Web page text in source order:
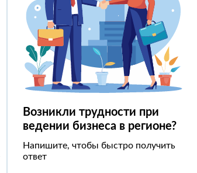
Возникли трудности при
ведении бизнеса в регионе?
Напишите, чтобы быстро получить
ответ